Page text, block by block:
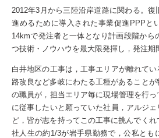
2012年3月から三陸沿岸道路に関わる。
進めるために導入された事業促進PPPと
14kmで発注者と一体となり計画段階か
つ技術・ノウハウを最大限発揮し，発注期
白井地区の工事は，工事エリアが離れて
路改良など多岐にわたる工種があること
の職員が，担当エリア毎に現場管理を行
に従事したいと願っていた社員，アルジ
ど，皆が志を持ってこの工事に挑んでく
社人生の約1/3が岩手県勤務で，公私とも